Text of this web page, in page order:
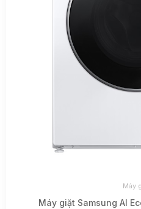
Máy
Máy giặt Samsung AI